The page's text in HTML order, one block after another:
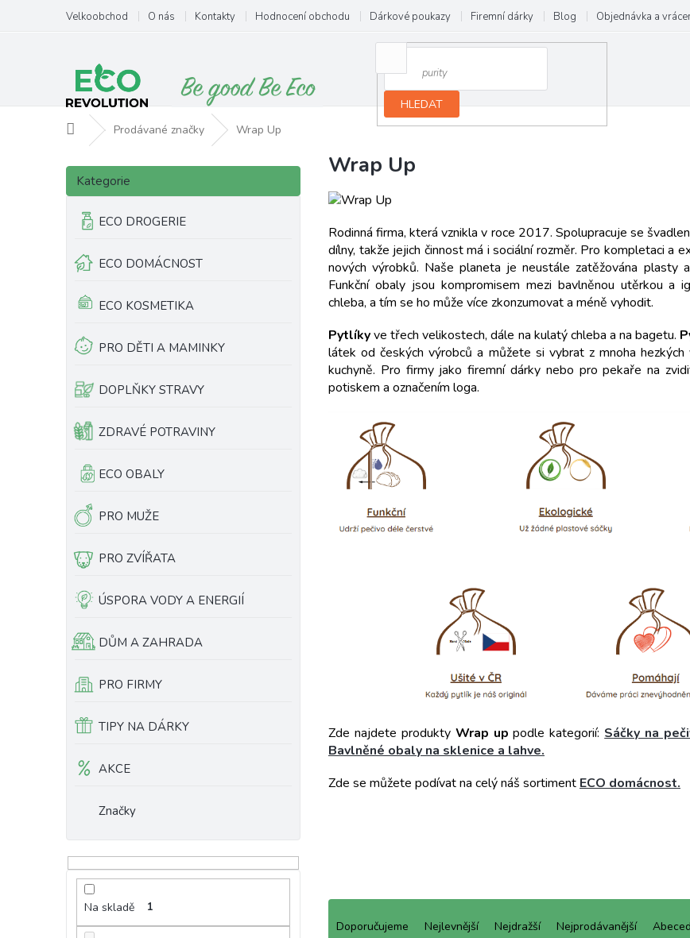
obsah
Velkoobchod O nás Kontakty Hodnocení obchodu Dárkové poukazy Firemní dárky Blog Objednávka a
HLEDAT
Domů Prodávané značky Wrap Up
P
s
n
n
Přeskočit
kategorie
Kategorie
ECO DROGERIE
ECO DOMÁCNOST
ECO KOSMETIKA
PRO DĚTI A MAMINKY
DOPLŇKY STRAVY
ZDRAVÉ POTRAVINY
ECO OBALY
PRO MUŽE
PRO ZVÍŘATA
ÚSPORA VODY A ENERGIÍ
DŮM A ZAHRADA
PRO FIRMY
TIPY NA DÁRKY
AKCE
Značky
Na skladě 1
Wrap Up
Rodinná firma, která vznikla v roce 2017. Spolupracuje se
dílny, takže jejich činnost má i sociální rozměr. Pro kompletaci a
nových výrobků. Naše planeta je neustále zatěžována plasty
Funkční obaly jsou kompromisem mezi bavlněnou utěrkou a
chleba, a tím se ho může více zkonzumovat a méně vyhodit.
Pytlíkyve třech velikostech, dále na kulatý chleba a na bagetu.
látek od českých výrobců a můžete si vybrat z mnoha
kuchyně. Pro firmy jako firemní dárky nebo pro pekaře na
potiskem a označením loga.
Zde najdete produkty Wrap up podle kategorií: Sáčky na
Bavlněné obaly na sklenice a lahve.
Zde se můžete podívat na celý náš sortiment ECO domácnost.
Ř
Doporučujeme Nejlevnější Nejdražší Nejprodávanější
V
p
s
p
r
o
d
k
t
ů